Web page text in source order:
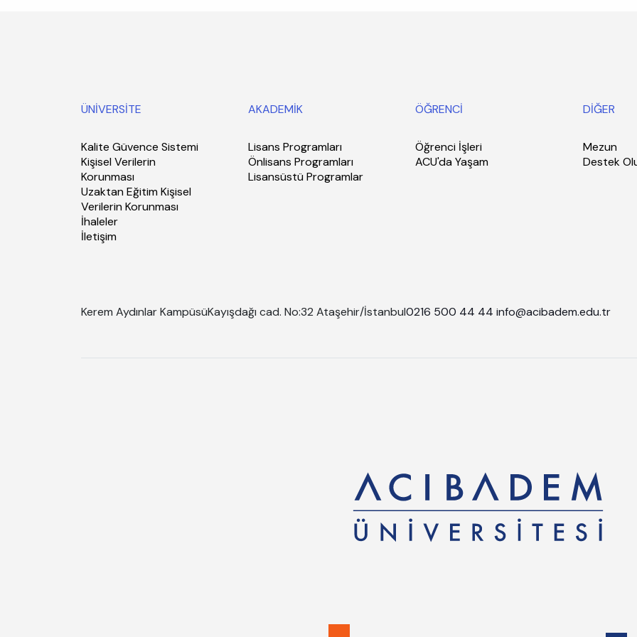
ÜNİVERSİTE
Kalite Güvence Sistemi
Kişisel Verilerin
Korunması
Uzaktan Eğitim Kişisel
Verilerin Korunması
İhaleler
İletişim
AKADEMİK
Lisans Programları
Önlisans Programları
Lisansüstü Programlar
ÖĞRENCİ
Öğrenci İşleri
ACU'da Yaşam
DİĞER
Mezun
Destek
Kerem Aydınlar KampüsüKayışdağı cad. No:32 Ataşehir/İstanbul0216 500 44 44 info@acibadem.edu.tr